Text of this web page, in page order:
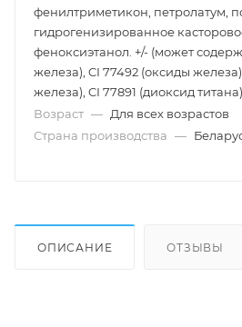
фенилтриметикон, петролатум,
гидрогенизированное
феноксиэтанол. +/- (может
железа), CI 77492 (оксиды
железа), CI 77891 (диоксид титана).
Возраст — Для всех возрастов
Страна производства —
ОПИСАНИЕ ОТЗЫВЫ